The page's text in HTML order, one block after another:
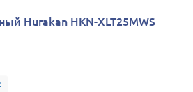
Hurakan HKN-XLT25MWS